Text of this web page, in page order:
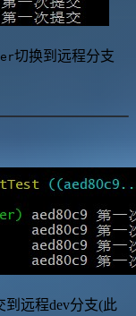
切换到远程分支
到远程dev分支(此